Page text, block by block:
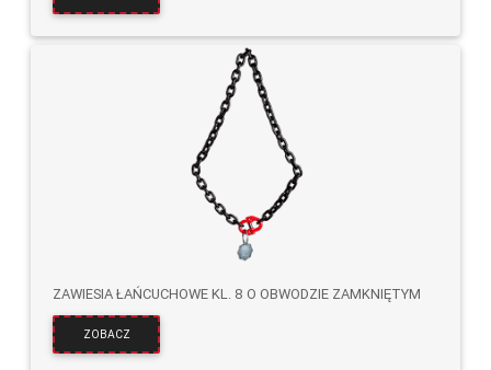
ZAWIESIA ŁAŃCUCHOWE KL. 8 O OBWODZIE ZAMKNIĘTYM
ZOBACZ